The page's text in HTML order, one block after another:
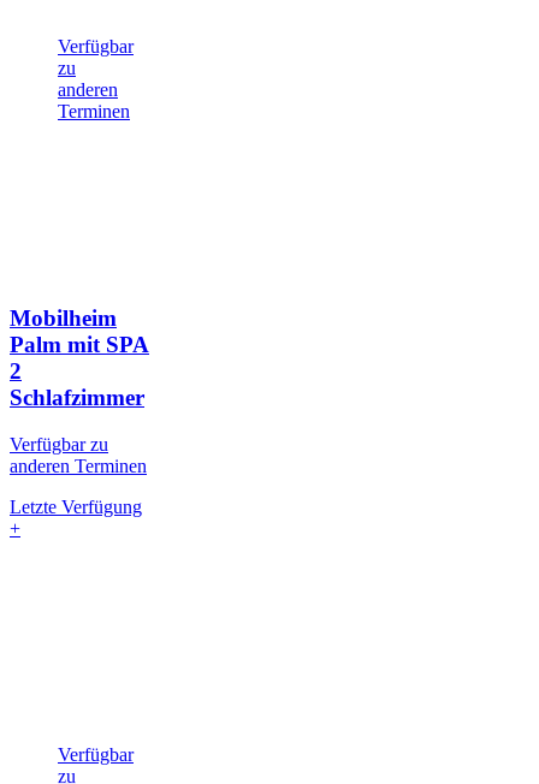
Verfügbar
zu
anderen
Terminen
Mobilheim
Palm mit SPA
2
Schlafzimmer
Verfügbar zu
anderen Terminen
Letzte Verfügung
+
Verfügbar
zu